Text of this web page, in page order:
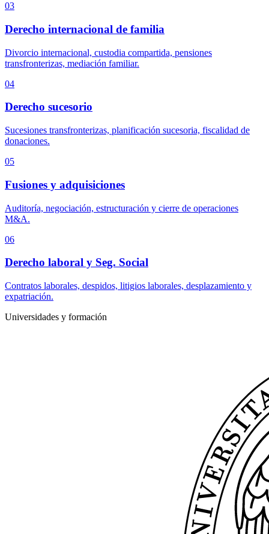
03
Derecho internacional de familia
Divorcio internacional, custodia compartida, pensiones
transfronterizas, mediación familiar.
04
Derecho sucesorio
Sucesiones transfronterizas, planificación sucesoria, fiscalidad de
donaciones.
05
Fusiones y adquisiciones
Auditoría, negociación, estructuración y cierre de operaciones
M&A.
06
Derecho laboral y Seg. Social
Contratos laborales, despidos, litigios laborales, desplazamiento y
expatriación.
Universidades y formación